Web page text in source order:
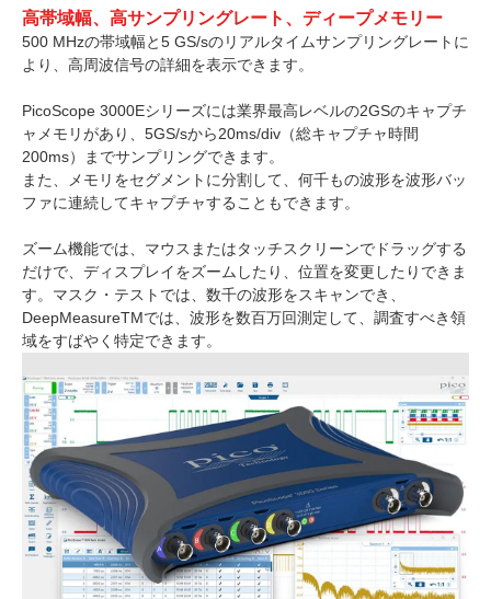
高帯域幅、高サンプリングレート、ディープメモリー
500 MHzの帯域幅と5 GS/sのリアルタイムサンプリングレートに
より、高周波信号の詳細を表示できます。
PicoScope 3000Eシリーズには業界最高レベルの2GSのキャプチ
ャメモリがあり、5GS/sから20ms/div（総キャプチャ時間
200ms）までサンプリングできます。
また、メモリをセグメントに分割して、何千もの波形を波形バッ
ファに連続してキャプチャすることもできます。
ズーム機能では、マウスまたはタッチスクリーンでドラッグする
だけで、ディスプレイをズームしたり、位置を変更したりできま
す。マスク・テストでは、数千の波形をスキャンでき、
DeepMeasureTMでは、波形を数百万回測定して、調査すべき領
域をすばやく特定できます。